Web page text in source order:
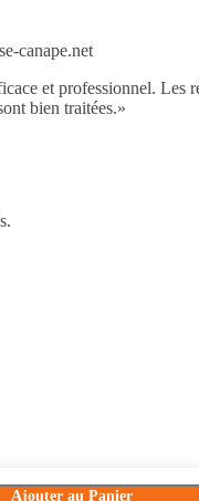
Ajouter au Panier
et professionnel. Les
bien traitées.»